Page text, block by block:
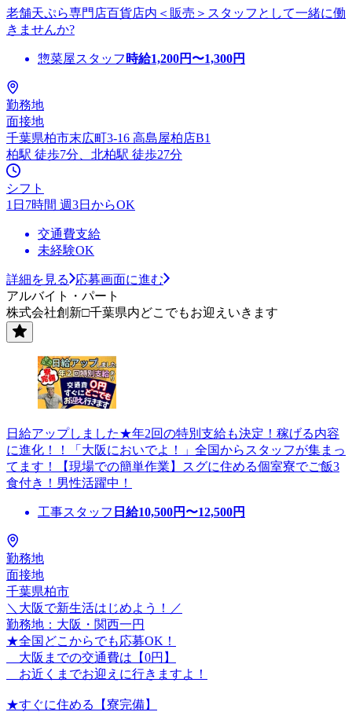
老舗天ぷら専門店百貨店内＜販売＞スタッフとして一緒に働
きませんか?
惣菜屋スタッフ 時給1,200円〜1,300円
勤務地
面接地
千葉県柏市末広町3-16 高島屋柏店B1
柏駅 徒歩7分、北柏駅 徒歩27分
シフト
1日7時間 週3日からOK
交通費支給
未経験OK
詳細を見る
応募画面に進む
アルバイト・パート
株式会社創新□千葉県内どこでもお迎えいきます
日給アップしました★年2回の特別支給も決定！稼げる内容
に進化！！「大阪においでよ！」全国からスタッフが集まっ
てます！【現場での簡単作業】スグに住める個室寮でご飯3
食付き！男性活躍中！
工事スタッフ 日給10,500円〜12,500円
勤務地
面接地
千葉県柏市
＼大阪で新生活はじめよう！／
勤務地：大阪・関西一円
★全国どこからでも応募OK！
大阪までの交通費は【0円】
お近くまでお迎えに行きますよ！
★すぐに住める【寮完備】